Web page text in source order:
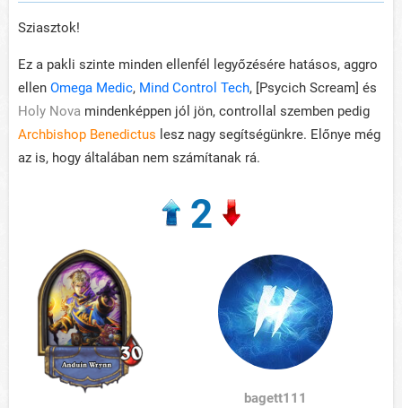
Sziasztok!
Ez a pakli szinte minden ellenfél legyőzésére hatásos, aggro
ellen Omega Medic, Mind Control Tech, [Psycich Scream] és
Holy Nova mindenképpen jól jön, controllal szemben pedig
Archbishop Benedictus lesz nagy segítségünkre. Előnye még
az is, hogy általában nem számítanak rá.
2
bagett111